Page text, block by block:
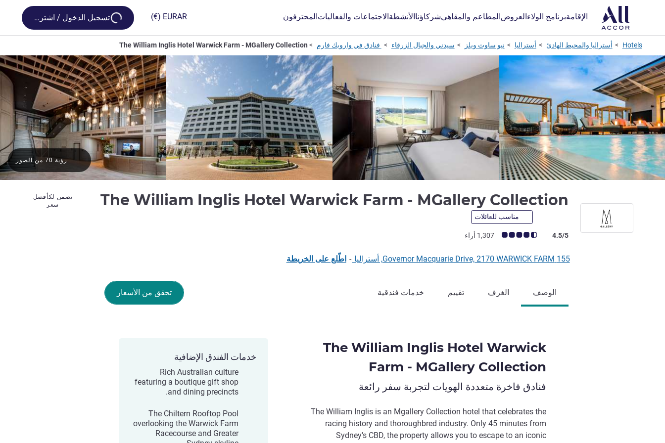
الإقامةبرنامج الولاءالعروضالمطاعم والمقاهيشركاؤناالأنشطةالاجتماعات والفعالياتالمحترفون AR
EUR
(€)
Loading...
تسجيل الدخول / اشترك
Hotels أستراليا والمحيط الهادئ أستراليا نيو ساوث ويلز سيدني والجبال الزرقاء فنادق في وارويك فارم The William Inglis Hotel Warwick Farm - MGallery Collection
The William Inglis Hotel Warwick Farm - MGallery Collection
5 نجوم
مناسب للعائلات
ملاحظة أراء العملاء (رأي ALL)
4.5/5 1,307 أراء
نضمن لكأفضل
سعر
رؤية 70 من الصور
155 Governor Macquarie Drive, 2170 WARWICK FARM, أستراليا - اطّلع على الخريطة
تحقق من الأسعار الوصف الغرف تقييم خدمات فندقية
The William Inglis Hotel Warwick
Farm - MGallery Collection
فنادق فاخرة متعددة الهويات لتجربة سفر رائعة
The William Inglis is an Mgallery Collection hotel that celebrates the
racing history and thoroughbred industry. Only 45 minutes from
Sydney's CBD, the property allows you to escape to an iconic
خدمات الفندق الإضافية
Rich Australian culture
featuring a boutique gift shop
and dining precincts.
The Chiltern Rooftop Pool
overlooking the Warwick Farm
Racecourse and Greater